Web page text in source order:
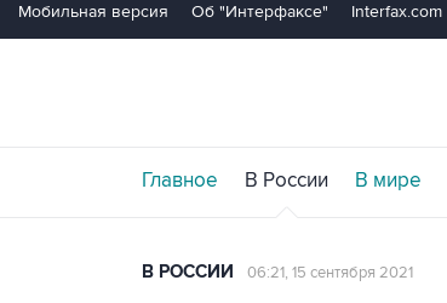
Мобильная версия Об "Интерфаксе" Interfax.com
Главное В России В мире
В РОССИИ 06:21, 15 сентября 2021